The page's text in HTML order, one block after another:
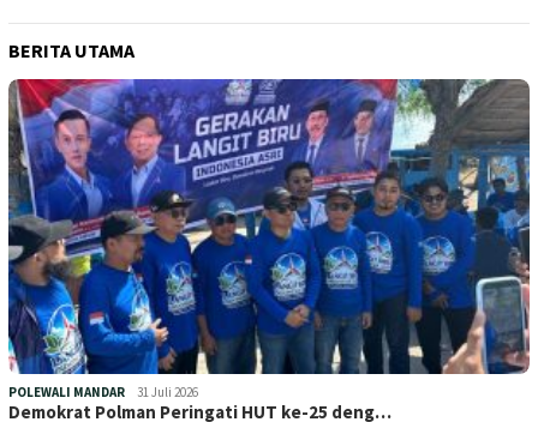
BERITA UTAMA
POLEWALI MANDAR 31 Juli 2026
Demokrat Polman Peringati HUT ke-25 deng…